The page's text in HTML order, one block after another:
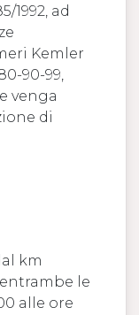
1992, ad
Kemler
90-99,
venga
di
km
le
alle ore